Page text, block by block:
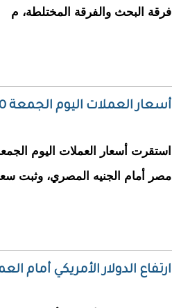
فرقة البحث والفرقة المختلطة، م
أسعار العملات اليوم الجمعة 20-9-2024 فى البنوك المصرية
مصر أمام الجنيه المصري، وثبت
ارتفاع الدولار الأمريكي أمام